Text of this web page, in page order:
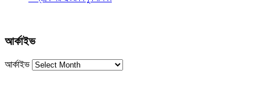
আর্কাইভ
আর্কাইভ